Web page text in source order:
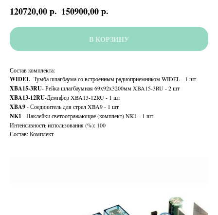
120720,00р. 150900,00р.
В КОРЗИНУ
Состав комплекта:
WIDEL- Тумба шлагбаума со встроенным радиоприемником WIDEL - 1 шт
XBA15-3RU- Рейка шлагбаумная 69x92x3200мм XBA15-3RU - 2 шт
XBA13-12RU-Демпфер XBA13-12RU - 1 шт
XBA9- Соединитель для стрел XBA9 - 1 шт
NK1 - Наклейки светоотражающие (комплект) NK1 - 1 шт
Интенсивность использования (%): 100
Состав: Комплект